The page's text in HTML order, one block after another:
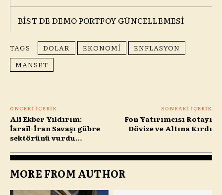
BİST DE DEMO PORTFOY GÜNCELLEMESİ
TAGS DOLAR EKONOMI
ENFLASYON
MANSET
ÖNCEKI İÇERIK
Ali Ekber Yıldırım:
İsrail-İran Savaşı gübre
sektörünü vurdu…
SONRAKI İÇERIK
Fon Yatırımcısı Rotayı
Dövize ve Altına Kırdı
MORE FROM AUTHOR